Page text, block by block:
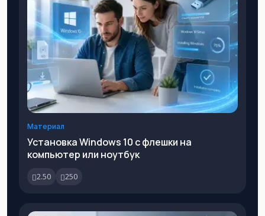
Материал
Установка Windows 10 с флешки на
компьютер или ноутбук
2.50 250